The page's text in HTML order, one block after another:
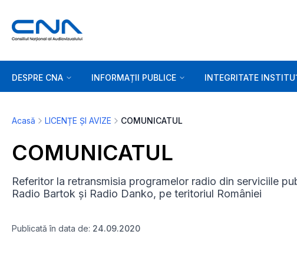
DESPRE CNA INFORMAȚII PUBLICE INTEGRITATE
Acasă LICENȚE ȘI AVIZE COMUNICATUL
COMUNICATUL
Referitor la retransmisia programelor radio din serviciile
Radio Bartok și Radio Danko, pe teritoriul României
Publicată în data de: 24.09.2020